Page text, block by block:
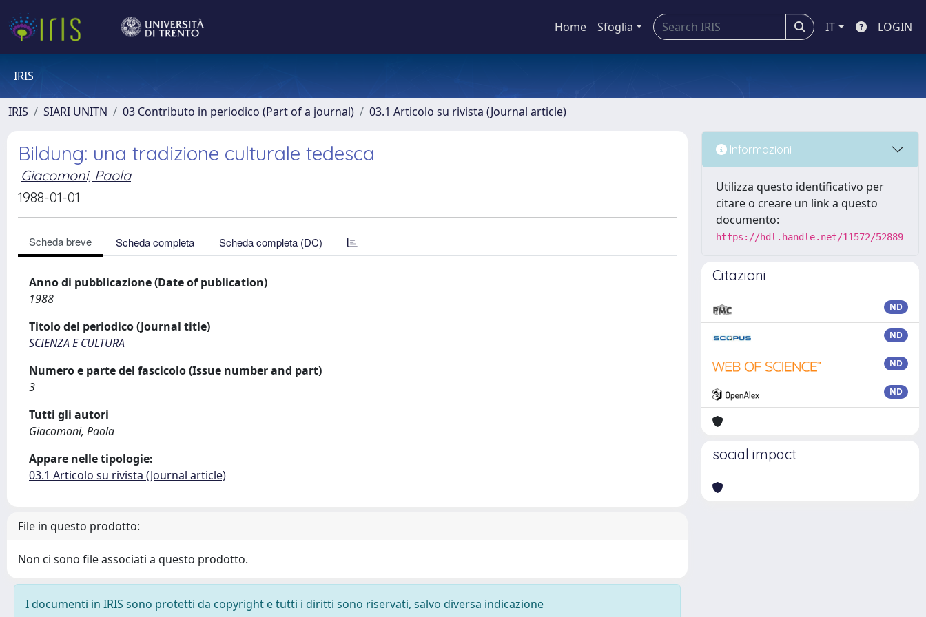
Home Sfoglia IT LOGIN
IRIS
IRIS SIARI UNITN 03 Contributo in periodico (Part of a journal) 03.1 Articolo su rivista (Journal article)
Bildung: una tradizione culturale tedesca
Giacomoni, Paola
1988-01-01
Scheda breve Scheda completa Scheda completa (DC)
Anno di pubblicazione (Date of publication)
1988
Titolo del periodico (Journal title)
SCIENZA E CULTURA
Numero e parte del fascicolo (Issue number and part)
3
Tutti gli autori
Giacomoni, Paola
Appare nelle tipologie:
03.1 Articolo su rivista (Journal article)
File in questo prodotto:
Non ci sono file associati a questo prodotto.
I documenti in IRIS sono protetti da copyright e tutti i diritti sono riservati, salvo diversa indicazione
Informazioni
Utilizza questo identificativo per
citare o creare un link a questo
documento:
https://hdl.handle.net/11572/52889
Citazioni
ND
ND
ND
ND
social impact